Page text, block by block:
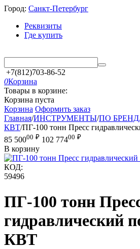
Город: Санкт-Петербург
Реквизиты
Где купить
+7(812)703-86-52
0Корзина
Товары в корзине:
Корзина пуста
Корзина Оформить заказ
Главная/ИНСТРУМЕНТЫ/ПО
КВТ/ПГ-100 тонн Пресс
85 50000 ₽ 102 77400 ₽
В корзину
КОД:
59496
ПГ-100 тонн
гидравлический
КВТ